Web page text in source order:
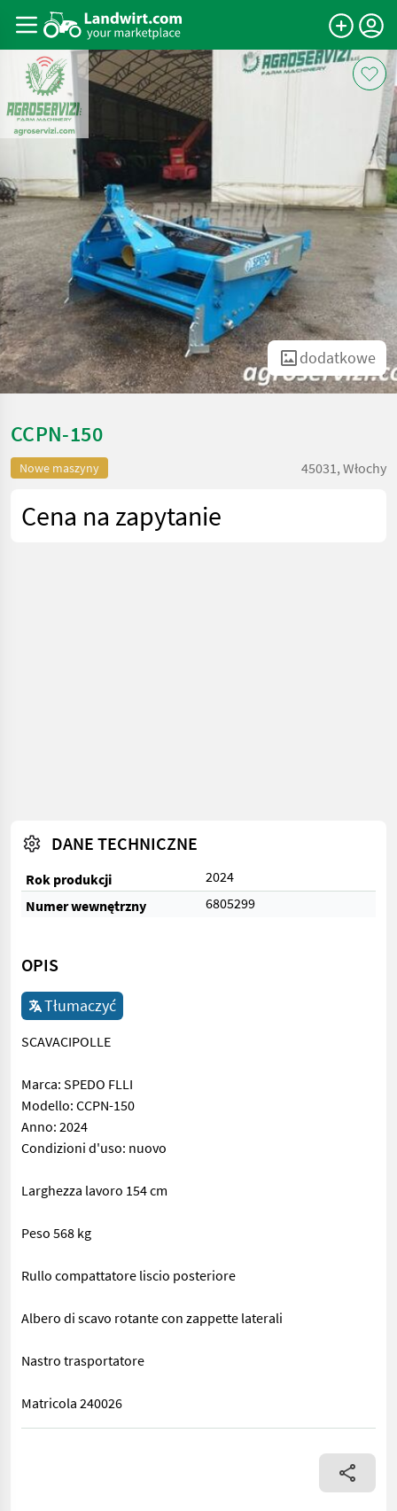
dodatkowe
CCPN-150
Nowe maszyny 45031, Włochy
Cena na zapytanie
DANE TECHNICZNE
Rok produkcji
2024
Numer wewnętrzny
6805299
OPIS
Tłumaczyć
SCAVACIPOLLE
Marca: SPEDO FLLI
Modello: CCPN-150
Anno: 2024
Condizioni d'uso: nuovo
Larghezza lavoro 154 cm
Peso 568 kg
Rullo compattatore liscio posteriore
Albero di scavo rotante con zappette laterali
Nastro trasportatore
Matricola 240026
SCAVACIPOLLE Marca: SPEDO FLLI Modello: CCPN-150